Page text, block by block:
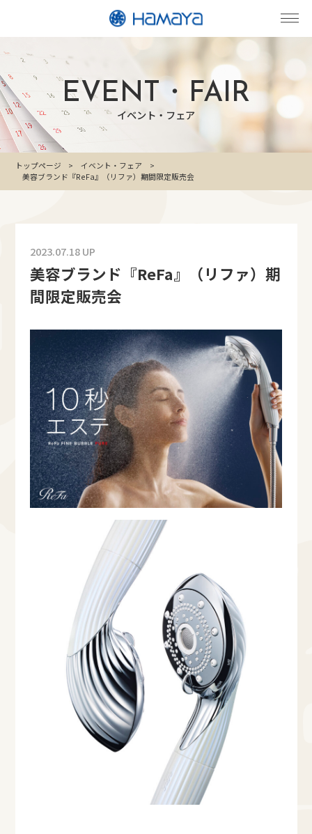
EVENT・FAIR
イベント・フェア
トップページ
イベント・フェア
美容ブランド『ReFa』（リファ）期間限定販売会
2023.07.18 UP
美容ブランド『ReFa』（リファ）期
間限定販売会